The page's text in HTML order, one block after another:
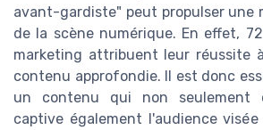
avant-gardiste" peut propulser une
de la scène numérique. En effet,
marketing attribuent leur réussite
contenu approfondie. Il est donc
un contenu qui non seulement
captive également l'audience